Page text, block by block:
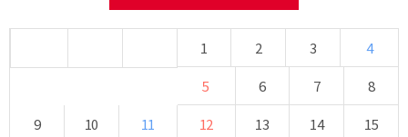
1 2 3
4
5
6 7
8
9
10 11 12 13 14
15